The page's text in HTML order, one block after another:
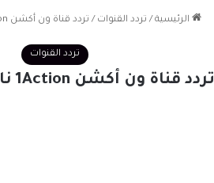
الرئيسية / تردد القنوات / تردد قناة ون أكشن 1Action نايل سات 2026
تردد القنوات
تردد قناة ون أكشن 1Action نايل سات 2026